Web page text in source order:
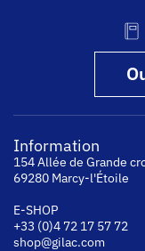
Information
154 Allée de Grande
69280 Marcy-l'Étoile
E-SHOP
+33 (0)4 72 17 57 72
shop@gilac.com